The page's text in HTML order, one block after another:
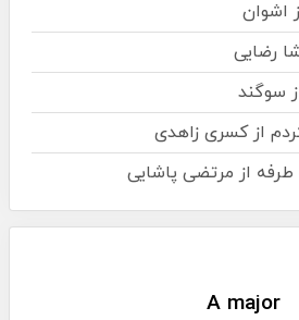
اشوان
رضایی
سوگند
از کسری زاهدی
از مرتضی پاشایی
A major